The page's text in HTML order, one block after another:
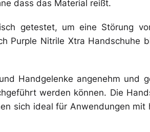
dass das Material reißt.
getestet, um eine Störung
Purple Nitrile Xtra Handschuhe
Handgelenke angenehm und
werden können. Die
sich ideal für Anwendungen mit